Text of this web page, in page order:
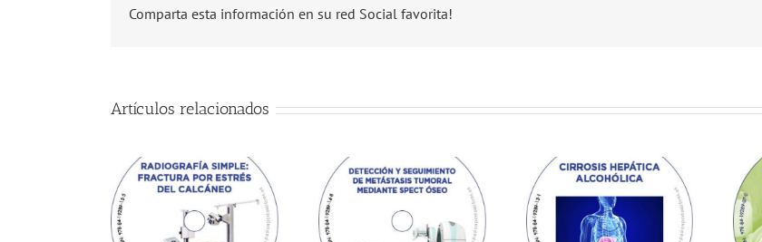
Comparta esta información en su red Social favorita!
Artículos relacionados